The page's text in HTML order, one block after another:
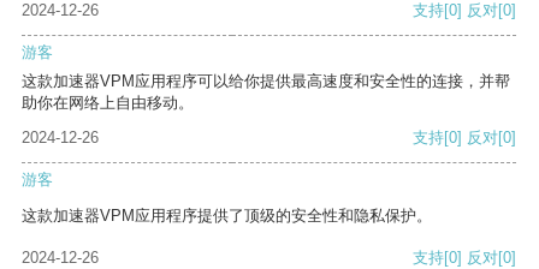
2024-12-26 支持[0] 反对[0]
游客
这款加速器VPM应用程序可以给你提供最高速度和安全性的连接，并帮
助你在网络上自由移动。
2024-12-26
支持[0] 反对[0]
游客
这款加速器VPM应用程序提供了顶级的安全性和隐私保护。
2024-12-26 支持[0] 反对[0]